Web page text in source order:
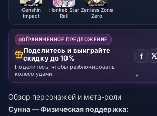
Genshin
Impact
Honkai: Star
Rail
Zenless Zone
Zero
ОГРАНИЧЕННОЕ ПРЕДЛОЖЕНИЕ
Поделитесь и выиграйте
скидку до 10%
Поделитесь, чтобы разблокировать
колесо удачи.
Обзор персонажей и мета-роли
Сунна — Физическая поддержка: